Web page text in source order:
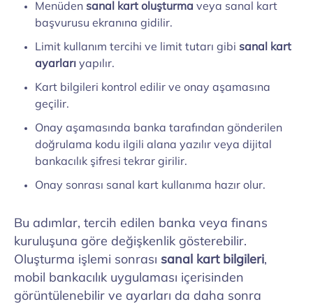
Menüden sanal kart oluşturma veya sanal kart
başvurusu ekranına gidilir.
Limit kullanım tercihi ve limit tutarı gibi sanal kart
ayarları yapılır.
Kart bilgileri kontrol edilir ve onay aşamasına
geçilir.
Onay aşamasında banka tarafından gönderilen
doğrulama kodu ilgili alana yazılır veya dijital
bankacılık şifresi tekrar girilir.
Onay sonrası sanal kart kullanıma hazır olur.
Bu adımlar, tercih edilen banka veya finans
kuruluşuna göre değişkenlik gösterebilir.
Oluşturma işlemi sonrası sanal kart bilgileri,
mobil bankacılık uygulaması içerisinden
görüntülenebilir ve ayarları da daha sonra